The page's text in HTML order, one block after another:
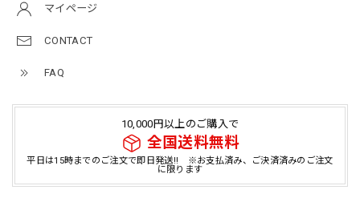
マイページ
CONTACT
FAQ
10,000円以上のご購入で
全国送料無料
平日は15時までのご注文で即日発送!! ※お支払済み、ご決済済みのご注文
に限ります